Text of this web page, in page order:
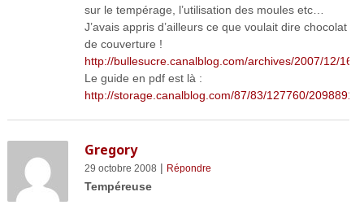
sur le tempérage, l’utilisation des moules etc…
J’avais appris d’ailleurs ce que voulait dire chocolat
de couverture !
http://bullesucre.canalblog.com/archives/2007/12/16/
Le guide en pdf est là :
http://storage.canalblog.com/87/83/127760/
Gregory
29 octobre 2008 | Répondre
Tempéreuse